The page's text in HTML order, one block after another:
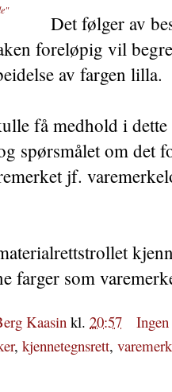
Det følger av
foreløpig vil
av fargen lilla.
få medhold i
spørsmålet om det
jf.
farger som
Kaasin kl. 20:57
, kjennetegnsrett,